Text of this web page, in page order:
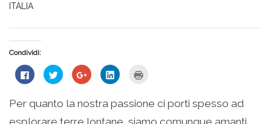
ITALIA
Condividi:
Fai
clic
su
Facebook
Fai
clic
condividere
su
Twitter
Fai
clic
condividere
su
Google+
Fai
clic
condividere
su
LinkedIn
stampare
(Si
Per quanto la nostra passione ci porti spesso ad
esplorare terre lontane, siamo comunque amanti